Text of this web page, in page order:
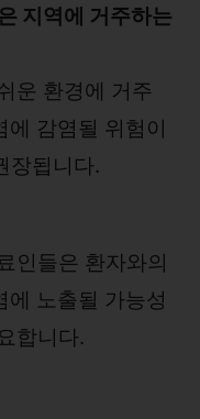
지역에 거주하는
운 환경에 거주
에 감염될 위험이
장됩니다.
인들은 환자와의
에 노출될 가능성
합니다.